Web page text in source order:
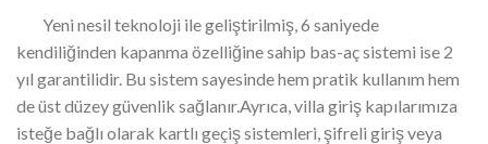
Yeni nesil teknoloji ile geliştirilmiş, 6 saniyede
kendiliğinden kapanma özelliğine sahip bas-aç sistemi ise 2
yıl garantilidir. Bu sistem sayesinde hem pratik kullanım hem
de üst düzey güvenlik sağlanır.Ayrıca, villa giriş kapılarımıza
isteğe bağlı olarak kartlı geçiş sistemleri, şifreli giriş veya